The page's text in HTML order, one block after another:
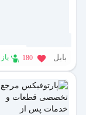
بابل 180 باز